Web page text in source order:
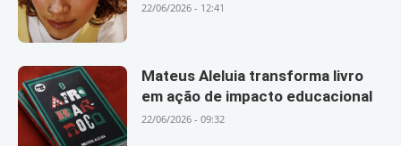
22/06/2026 - 12:41
Mateus Aleluia transforma livro
em ação de impacto educacional
22/06/2026 - 09:32